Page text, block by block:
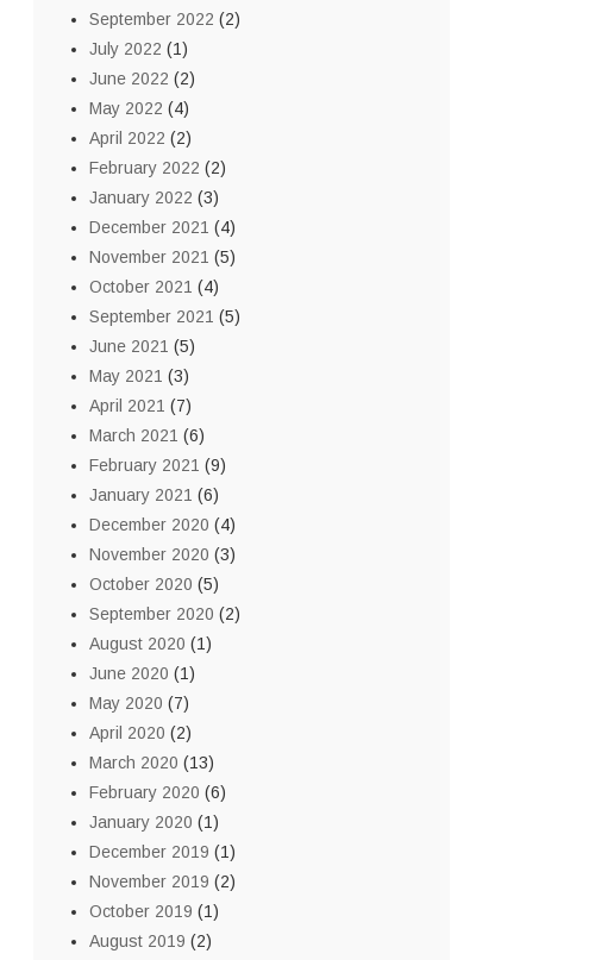
September 2022 (2)
July 2022 (1)
June 2022 (2)
May 2022 (4)
April 2022 (2)
February 2022 (2)
January 2022 (3)
December 2021 (4)
November 2021 (5)
October 2021 (4)
September 2021 (5)
June 2021 (5)
May 2021 (3)
April 2021 (7)
March 2021 (6)
February 2021 (9)
January 2021 (6)
December 2020 (4)
November 2020 (3)
October 2020 (5)
September 2020 (2)
August 2020 (1)
June 2020 (1)
May 2020 (7)
April 2020 (2)
March 2020 (13)
February 2020 (6)
January 2020 (1)
December 2019 (1)
November 2019 (2)
October 2019 (1)
August 2019 (2)